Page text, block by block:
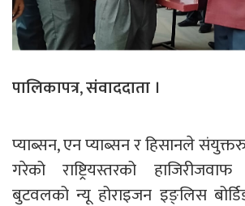
पालिकापत्र,संवाददाता ।
प्याब्सन, एन प्याब्सन र हिसानले
गरेको राष्ट्रियस्तरको हाजिरीजवाफ
बुटवलको न्यू होराइजन इङ्लिस